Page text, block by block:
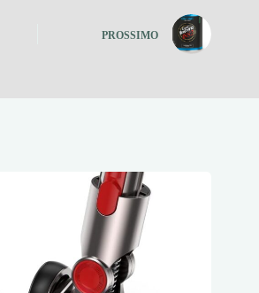
PROSSIMO